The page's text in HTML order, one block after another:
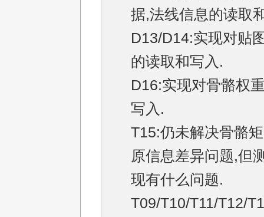
据,法线信息的读取
D13/D14:实现对贴
的读取和写入.
D16:实现对骨骼权
写入.
T15:仍未解决骨骼
原信息差异问题,但
现有什么问题.
T09/T10/T11/T12/